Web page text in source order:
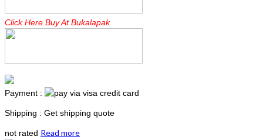
Click Here Buy At Bukalapak
Payment :
Shipping : Get shipping quote
not rated Read more